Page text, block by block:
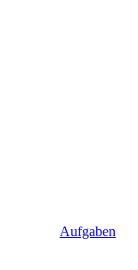
Aufgaben